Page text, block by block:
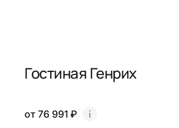
Гостиная Генрих
от 76 991 ₽